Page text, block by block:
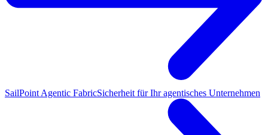
SailPoint Agentic FabricSicherheit für Ihr agentisches Unternehmen